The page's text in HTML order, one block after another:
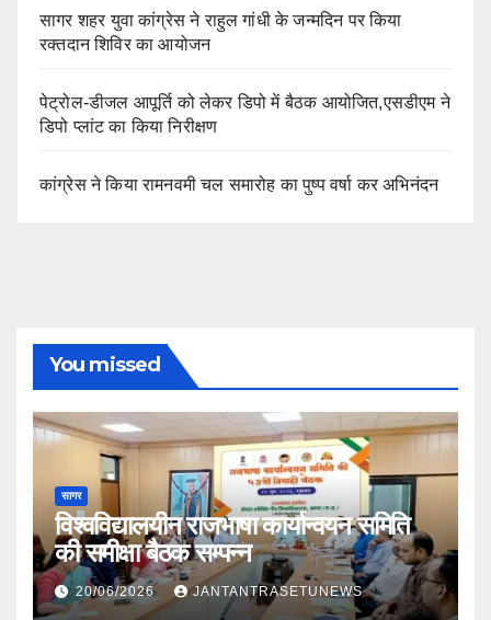
सागर शहर युवा कांग्रेस ने राहुल गांधी के जन्मदिन पर किया
रक्तदान शिविर का आयोजन
पेट्रोल-डीजल आपूर्ति को लेकर डिपो में बैठक आयोजित,एसडीएम ने
डिपो प्लांट का किया निरीक्षण
कांग्रेस ने किया रामनवमी चल समारोह का पुष्प वर्षा कर अभिनंदन
You missed
सागर
विश्वविद्यालयीन राजभाषा कार्यान्वयन समिति
की समीक्षा बैठक सम्पन्न
20/06/2026 JANTANTRASETUNEWS